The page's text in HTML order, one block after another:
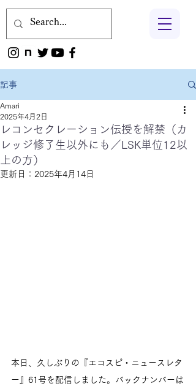
記事
レコンセクレーション伝授を解禁（カ
レッジ修了生以外にも／LSK単位12以
上の方）
Amari
2025年4月2日
更新日： 2025年4月14日
本日、久しぶりの『エコスピ・ニュースレタ
ー』61号を配信しました。バックナンバーは